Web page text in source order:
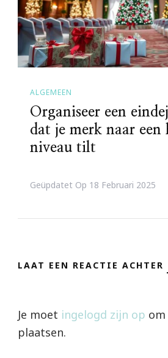
ALGEMEEN
Organiseer een
dat je merk naar een
niveau tilt
Geüpdatet Op 18 Februari 2025
LAAT EEN REACTIE ACHTER
Je moet ingelogd zijn op
plaatsen.